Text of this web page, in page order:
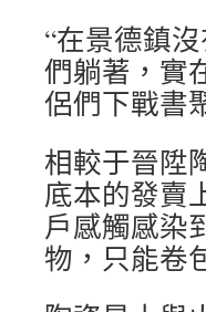
“在景德鎮
們躺著，實
侶們下戰書
相較于晉陞
底本的發賣
戶感觸感染
物，只能卷